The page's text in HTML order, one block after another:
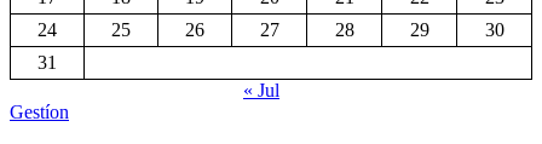
24
25 26 27 28 29
30
31
« Jul
Gestíon